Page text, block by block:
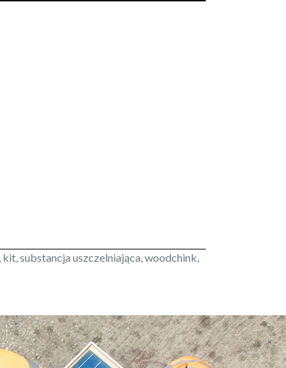
substancja uszczelniająca, woodchink,